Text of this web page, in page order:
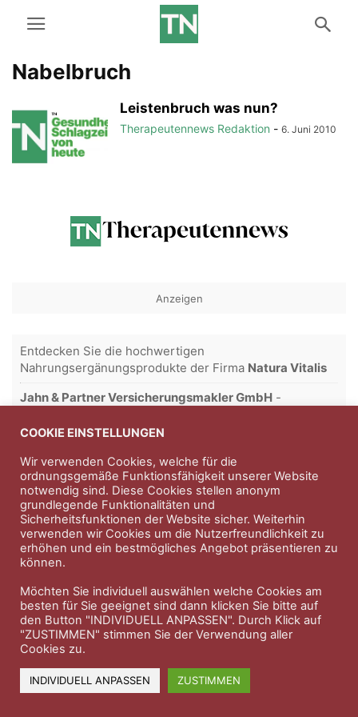
Nabelbruch
Leistenbruch was nun?
Therapeutennews Redaktion - 6. Juni 2010
Anzeigen
Entdecken Sie die hochwertigen
Nahrungsergänungsprodukte der Firma Natura Vitalis
Jahn & Partner Versicherungsmakler GmbH -
Professioneller Rundumschutz seit über 30 Jahren.
Impressum Nutzungsbedingungen
Datenschutzerklärung Therapeutenkatalog Über uns
COOKIE EINSTELLUNGEN
Wir verwenden Cookies, welche für die
ordnungsgemäße Funktionsfähigkeit unserer Website
notwendig sind. Diese Cookies stellen anonym
grundlegende Funktionalitäten und
Sicherheitsfunktionen der Website sicher. Weiterhin
verwenden wir Cookies um die Nutzerfreundlichkeit zu
erhöhen und ein bestmögliches Angebot präsentieren zu
können.
Möchten Sie individuell auswählen welche Cookies am
besten für Sie geeignet sind dann klicken Sie bitte auf
den Button "INDIVIDUELL ANPASSEN". Durch Klick auf
"ZUSTIMMEN" stimmen Sie der Verwendung aller
Cookies zu.
INDIVIDUELL ANPASSEN ZUSTIMMEN